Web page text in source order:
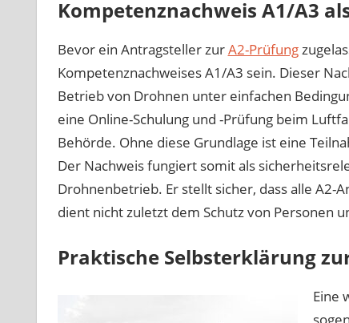
Kompetenznachweis A1/A3
Bevor ein Antragsteller zurA2-Prüfung
Kompetenznachweises A1/A3 sein. Dieser
Betrieb von Drohnen unter einfachen
eine Online-Schulung und -Prüfung beim
Behörde. Ohne diese Grundlage ist eine
Der Nachweis fungiert somit als
Drohnenbetrieb. Er stellt sicher, dass alle
dient nicht zuletzt dem Schutz von Personen
Praktische Selbsterklärung
Eine